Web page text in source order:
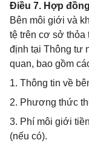
Điều 7. Hợp
Bên môi giới và
tệ trên cơ sở thỏa
định tại Thông tư
quan, bao gồm
1. Thông tin về
2. Phương thức
3. Phí môi giới
(nếu có).